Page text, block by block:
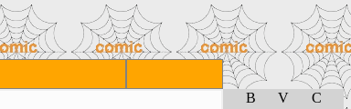
B V C